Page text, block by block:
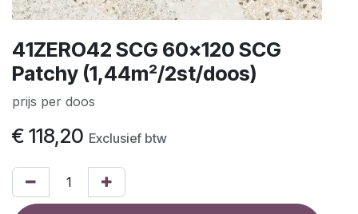
41ZERO42 SCG 60x120 SCG
Patchy (1,44m²/2st/doos)
prijs per doos
€ 118,20 Exclusief btw